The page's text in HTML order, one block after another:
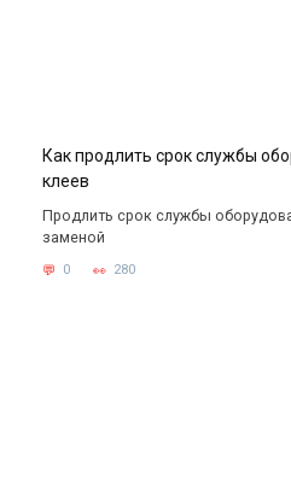
Как продлить срок службы
клеев
Продлить срок службы
заменой
0 280